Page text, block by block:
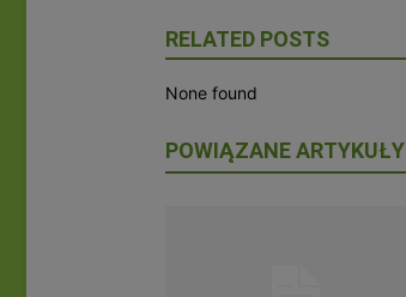
RELATED POSTS
None found
POWIĄZANE ARTYKUŁY